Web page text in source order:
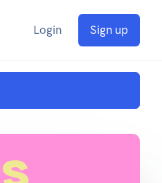
Login Sign up